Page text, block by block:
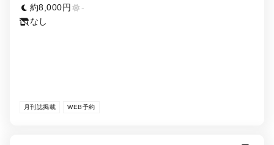
大久保駅、新宿駅、東新宿駅、西新宿駅
約8,000円
-
なし
月刊誌掲載 WEB予約